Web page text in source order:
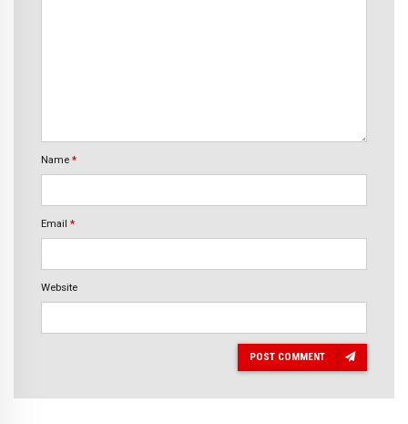
Name *
Email *
Website
POST COMMENT